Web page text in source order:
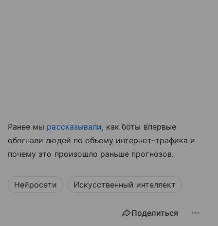
Ранее мы рассказывали, как боты впервые
обогнали людей по объему интернет-трафика и
почему это произошло раньше прогнозов.
Нейросети Искусственный интеллект
Поделиться